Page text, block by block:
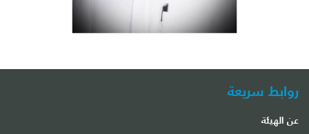
روابط سريعة
عن الهيئة